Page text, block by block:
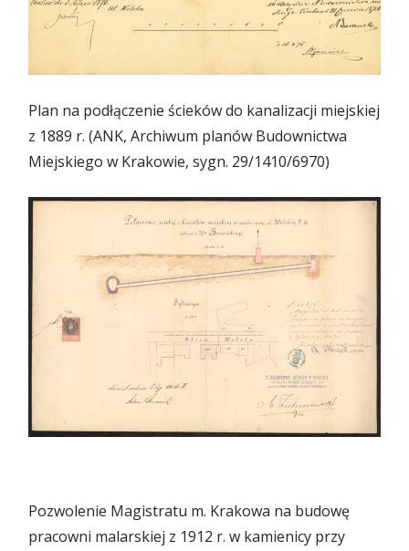
Plan na podłączenie ścieków do kanalizacji miejskiej
z 1889 r. (ANK, Archiwum planów Budownictwa
Miejskiego w Krakowie, sygn. 29/1410/6970)
Pozwolenie Magistratu m. Krakowa na budowę
pracowni malarskiej z 1912 r. w kamienicy przy